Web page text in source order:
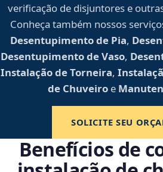
verificação de disjuntores e
Conheça também nossos
Desentupimento de Pia,
Desentupimento de Vaso,
Instalação de Torneira,
de Chuveiro e
SOLICITE SEU
Benefícios de